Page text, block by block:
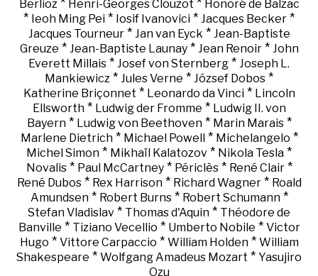
Berlioz* Henri-Georges Clouzot * Honoré de Balzac
* Ieoh Ming Pei * Iosif Ivanovici * Jacques Becker *
Jacques Tourneur* Jan van Eyck * Jean-Baptiste
Greuze * Jean-Baptiste Launay* Jean Renoir* John
Everett Millais * Josef von Sternberg * Joseph L.
Mankiewicz * Jules Verne * József Dobos *
Katherine Briçonnet * Leonardo da Vinci* Lincoln
Ellsworth* Ludwig der Fromme * Ludwig II. von
Bayern* Ludwig von Beethoven* Marin Marais*
Marlene Dietrich* Michael Powell * Michelangelo *
Michel Simon * Mikhaïl Kalatozov * Nikola Tesla *
Novalis* Paul McCartney* Périclès* René Clair*
René Dubos* Rex Harrison* Richard Wagner* Roald
Amundsen* Robert Burns* Robert Schumann*
Stefan Vladislav * Thomas d'Aquin * Théodore de
Banville * Tiziano Vecellio * Umberto Nobile * Victor
Hugo * Vittore Carpaccio * William Holden* William
Shakespeare * Wolfgang Amadeus Mozart * Yasujiro
Ozu